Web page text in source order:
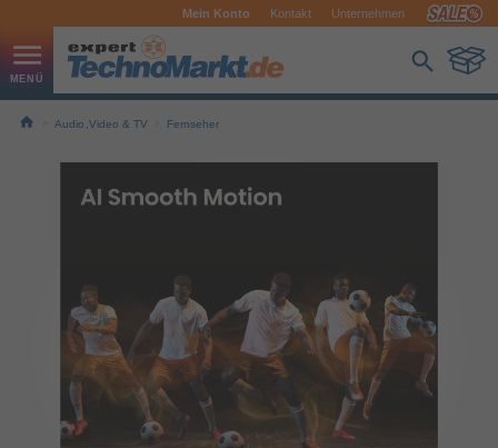
Mein Konto Kontakt Unternehmen
Audio,Video & TV Fernseher